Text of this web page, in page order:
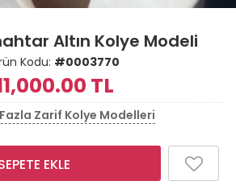
Altın Kolye Modeli
Kodu: #0003770
TL
Zarif Kolye Modelleri
EKLE